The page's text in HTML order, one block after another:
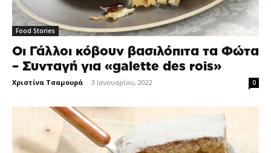
Food Stories
Οι Γάλλοι κόβουν βασιλόπιτα τα Φώτα
– Συνταγή για «galette des rois»
Χριστίνα Τσαμουρά - 3 Ιανουαρίου, 2022 0